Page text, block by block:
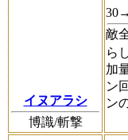
イヌアラシ
博識/斬撃
敵
ら
加
ン
ン